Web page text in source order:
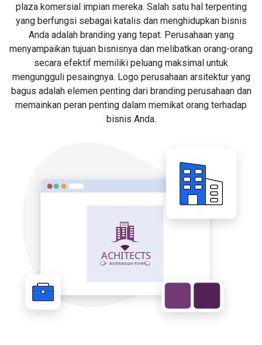
plaza komersial impian mereka. Salah satu hal terpenting
yang berfungsi sebagai katalis dan menghidupkan bisnis
Anda adalah branding yang tepat. Perusahaan yang
menyampaikan tujuan bisnisnya dan melibatkan orang-orang
secara efektif memiliki peluang maksimal untuk
mengungguli pesaingnya. Logo perusahaan arsitektur yang
bagus adalah elemen penting dari branding perusahaan dan
memainkan peran penting dalam memikat orang terhadap
bisnis Anda.